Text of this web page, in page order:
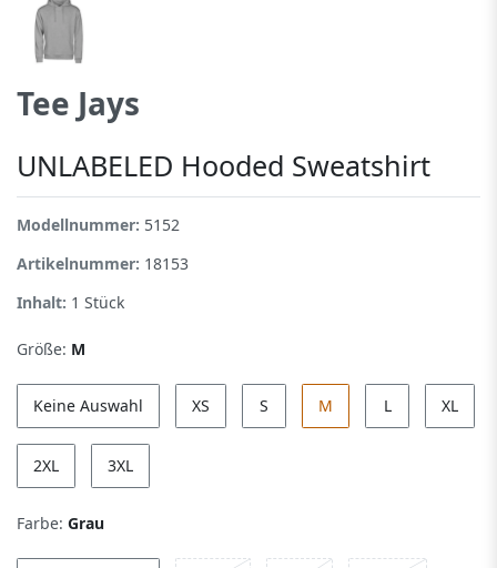
Tee Jays
UNLABELED Hooded Sweatshirt
Modellnummer: 5152
Artikelnummer: 18153
Inhalt: 1 Stück
Größe: M
Keine Auswahl XS S M L XL
2XL 3XL
Farbe: Grau